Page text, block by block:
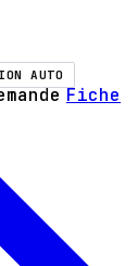
AUTO
Fiche